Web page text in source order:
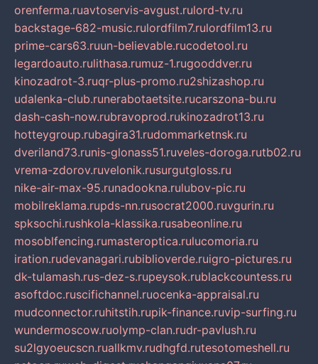
orenferma.ruavtoservis-avgust.rulord-tv.ru
backstage-682-music.rulordfilm7.rulordfilm13.ru
prime-cars63.ruun-believable.rucodetool.ru
legardoauto.rulithasa.rumuz-1.rugooddver.ru
kinozadrot-3.ruqr-plus-promo.ru2shizashop.ru
udalenka-club.runerabotaetsite.rucarszona-bu.ru
dash-cash-now.rubravoprod.rukinozadrot13.ru
hotteygroup.rubagira31.rudommarketnsk.ru
dveriland73.runis-glonass51.ruveles-doroga.rutb02.ru
vrema-zdorov.ruvelonik.rusurgutgloss.ru
nike-air-max-95.runadookna.rulubov-pic.ru
mobilreklama.rupds-nn.rusocrat2000.ruvgurin.ru
spksochi.rushkola-klassika.rusabeonline.ru
mosoblfencing.rumasteroptica.rulucomoria.ru
iration.rudevanagari.rubiblioverde.ruigro-pictures.ru
dk-tulamash.rus-dez-s.rupeysok.rublackcountess.ru
asoftdoc.ruscifichannel.ruocenka-appraisal.ru
mudconnector.ruhitstih.rupik-finance.ruvip-surfing.ru
wundermoscow.ruolymp-clan.rudr-pavlush.ru
su2lgyoeucscn.ruallkmv.rudhgfd.rutesotomeshell.ru